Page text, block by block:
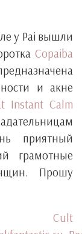
у Pai вышли
Copaiba
и акне
Instant Calm
приятный
грамотные
Прошу
Cult